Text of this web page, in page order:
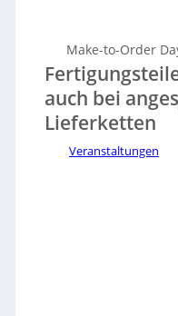
Make-to-Order
auch bei
Lieferketten
Veranstaltungen